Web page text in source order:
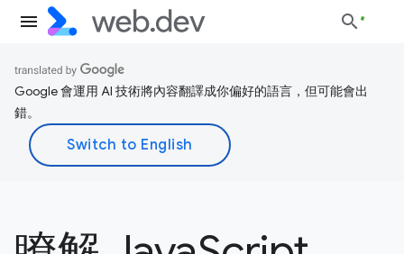
Google 會運用 AI 技術將內容翻譯成你偏好的語言，但可能會出
錯。